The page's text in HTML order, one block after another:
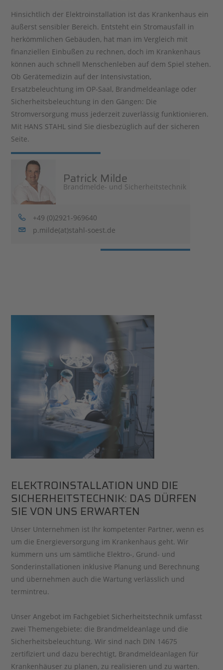
Hinsichtlich der Elektroinstallation ist das Krankenhaus ein
äußerst sensibler Bereich. Entsteht ein Stromausfall in
herkömmlichen Gebäuden, hat man im Vergleich mit
finanziellen Einbußen zu rechnen, doch im Krankenhaus
können auch schnell Menschenleben auf dem Spiel stehen.
Ob Gerätemedizin auf der Intensivstation,
Ersatzbeleuchtung im OP-Saal, Brandmeldeanlage oder
Sicherheitsbeleuchtung in den Gängen: Die
Stromversorgung muss jederzeit zuverlässig funktionieren.
Mit HANS STAHL sind Sie diesbezüglich auf der sicheren
Seite.
Patrick Milde
Brandmelde- und Sicherheitstechnik
+49 (0)2921-969640
p.milde(at)stahl-soest.de
ELEKTROINSTALLATION UND DIE
SICHERHEITSTECHNIK: DAS DÜRFEN
SIE VON UNS ERWARTEN
Unser Unternehmen ist Ihr kompetenter Partner, wenn es
um die Energieversorgung im Krankenhaus geht. Wir
kümmern uns um sämtliche Elektro-, Grund- und
Sonderinstallationen inklusive Planung und Berechnung
und übernehmen auch die Wartung verlässlich und
termintreu.
Unser Angebot im Fachgebiet Sicherheitstechnik umfasst
zwei Themengebiete: die Brandmeldeanlage und die
Sicherheitsbeleuchtung. Wir sind nach DIN 14675
zertifiziert und dazu berechtigt, Brandmeldeanlagen für
Krankenhäuser zu planen, zu realisieren und zu warten.